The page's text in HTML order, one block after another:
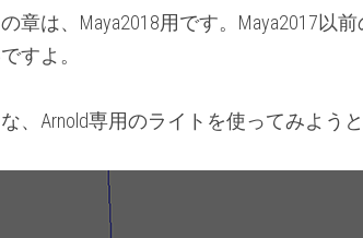
章は、Maya2018用です。Maya2017以
すよ。
、Arnold専用のライトを使ってみようと